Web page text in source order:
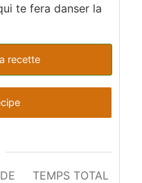
te fera danser la
recette
TEMPS TOTAL